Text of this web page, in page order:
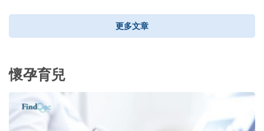
更多文章
懷孕育兒